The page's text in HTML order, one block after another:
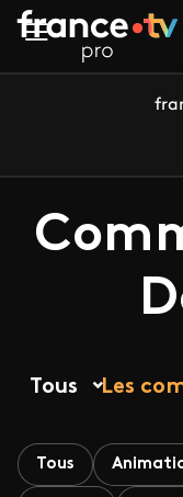
Aller au contenu
Tous Les
Tous